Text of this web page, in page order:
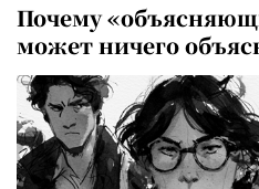
Почему
может ничего